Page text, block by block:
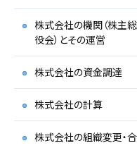
株式会社の機関（株主総
役会）とその運営
株式会社の資金調達
株式会社の計算
株式会社の組織変更・